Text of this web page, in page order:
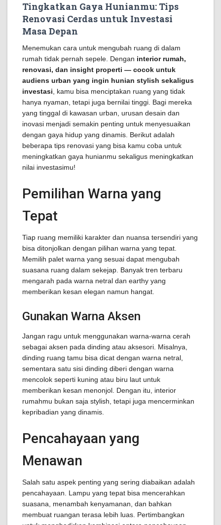
Tingkatkan Gaya Hunianmu: Tips
Renovasi Cerdas untuk Investasi
Masa Depan
Menemukan cara untuk mengubah ruang di dalam
rumah tidak pernah sepele. Dengan interior rumah,
renovasi, dan insight properti — cocok untuk
audiens urban yang ingin hunian stylish sekaligus
investasi , kamu bisa menciptakan ruang yang tidak
hanya nyaman, tetapi juga bernilai tinggi. Bagi mereka
yang tinggal di kawasan urban, urusan desain dan
inovasi menjadi semakin penting untuk menyesuaikan
dengan gaya hidup yang dinamis. Berikut adalah
beberapa tips renovasi yang bisa kamu coba untuk
meningkatkan gaya hunianmu sekaligus meningkatkan
nilai investasimu!
Pemilihan Warna yang
Tepat
Tiap ruang memiliki karakter dan nuansa tersendiri yang
bisa ditonjolkan dengan pilihan warna yang tepat.
Memilih palet warna yang sesuai dapat mengubah
suasana ruang dalam sekejap. Banyak tren terbaru
mengarah pada warna netral dan earthy yang
memberikan kesan elegan namun hangat.
Gunakan Warna Aksen
Jangan ragu untuk menggunakan warna-warna cerah
sebagai aksen pada dinding atau aksesori. Misalnya,
dinding ruang tamu bisa dicat dengan warna netral,
sementara satu sisi dinding diberi dengan warna
mencolok seperti kuning atau biru laut untuk
memberikan kesan menonjol. Dengan itu, interior
rumahmu bukan saja stylish, tetapi juga mencerminkan
kepribadian yang dinamis.
Pencahayaan yang
Menawan
Salah satu aspek penting yang sering diabaikan adalah
pencahayaan. Lampu yang tepat bisa mencerahkan
suasana, menambah kenyamanan, dan bahkan
membuat ruangan terasa lebih luas. Pertimbangkan